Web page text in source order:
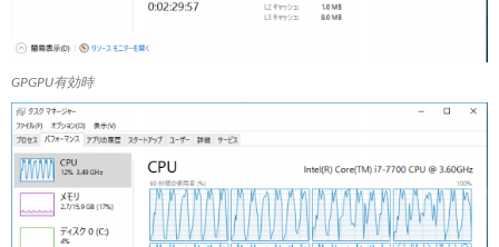
GPGPU有効時